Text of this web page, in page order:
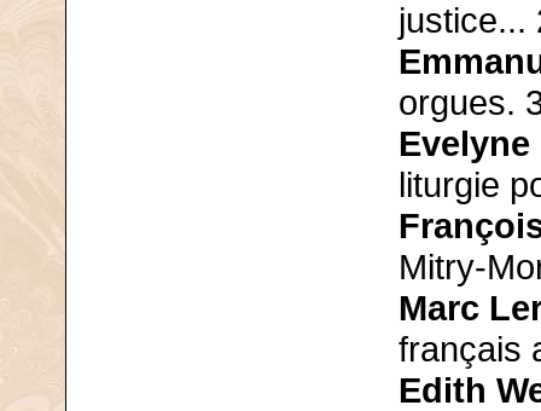
justice...
orgues.
liturgie
Mitry-
Marc
français
Edith